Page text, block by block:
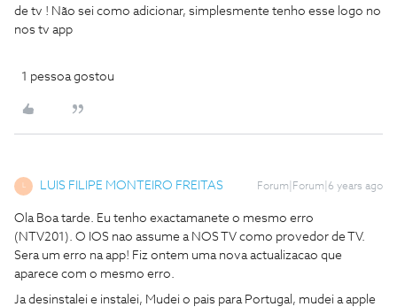
de tv ! Não sei como adicionar, simplesmente tenho esse logo no
nos tv app
1 pessoa gostou
L LUIS FILIPE MONTEIRO FREITAS Forum|Forum|6 years ago
Ola Boa tarde. Eu tenho exactamanete o mesmo erro
(NTV201). O IOS nao assume a NOS TV como provedor de TV.
Sera um erro na app! Fiz ontem uma nova actualizacao que
aparece com o mesmo erro.
Ja desinstalei e instalei, Mudei o pais para Portugal, mudei a apple